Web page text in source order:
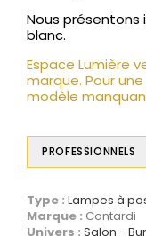
Nous
blanc.
Espace Lumière
marque. Pour
modèle
PROFESSIONNELS
Type : Lampes à
Marque : Contardi
Univers : Salon